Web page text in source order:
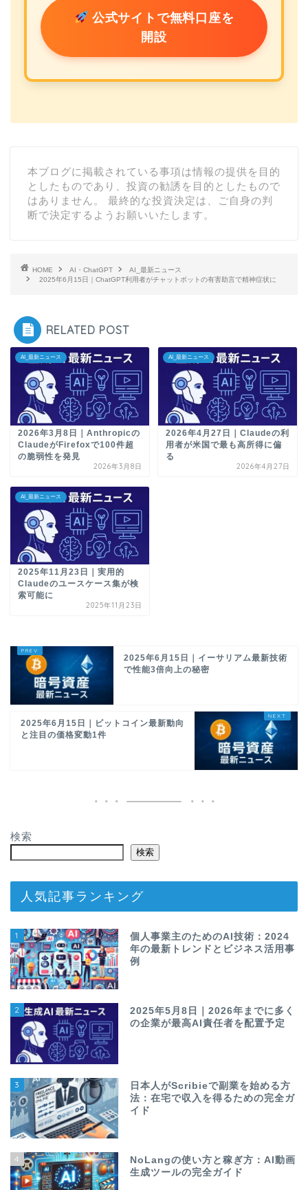
公式サイトで無料口座を
開設
本ブログに掲載されている事項は情報の提供を目的
としたものであり、投資の勧誘を目的としたもので
はありません。 最終的な投資決定は、ご自身の判
断で決定するようお願いいたします。
HOME AI・ChatGPT
AI_最新ニュース
2025年6月15日｜ChatGPT利用者がチャットボットの有害助言で精神症状に
RELATED POST
AI_最新ニュース
2026年3月8日｜Anthropicの
ClaudeがFirefoxで100件超
の脆弱性を発見
2026年3月8日
AI_最新ニュース
2026年4月27日｜Claudeの利
用者が米国で最も高所得に偏
る
2026年4月27日
AI_最新ニュース
2025年11月23日｜実用的
Claudeのユースケース集が検
索可能に
2025年11月23日
2025年6月15日｜イーサリアム最新技術
で性能3倍向上の秘密
2025年6月15日｜ビットコイン最新動向
と注目の価格変動1件
検索
検索
人気記事ランキング
1
個人事業主のためのAI技術：2024
年の最新トレンドとビジネス活用事
例
2
2025年5月8日｜2026年までに多く
の企業が最高AI責任者を配置予定
3
日本人がScribieで副業を始める方
法：在宅で収入を得るための完全ガ
イド
4
NoLangの使い方と稼ぎ方：AI動画
生成ツールの完全ガイド